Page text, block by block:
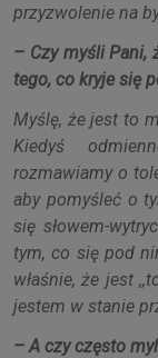
przyzwolenie na
– Czy myśli Pani,
tego, co kryje się
Myślę, że jest to
Kiedyś
rozmawiamy o
aby pomyśleć o
się słowem-
tym, co się pod
właśnie, że jest
jestem w stanie
– A czy często